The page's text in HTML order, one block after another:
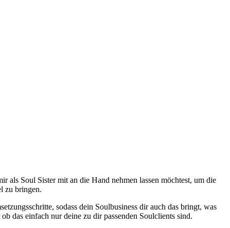
Soul Sister mit an die Hand nehmen lassen möchtest, um die
zu bringen.
sodass dein Soulbusiness dir auch das bringt, was
das einfach nur deine zu dir passenden Soulclients sind.